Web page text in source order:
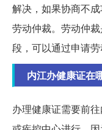
解决，如果协商不
劳动仲裁。劳动仲
段，可以通过申请劳
内江办健康证在
办理健康证需要前